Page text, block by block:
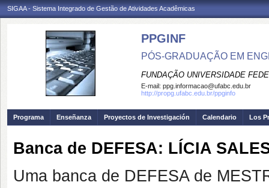
SIGAA - Sistema Integrado de Gestão de Atividades Acadêmicas
PPGINF
PÓS-GRADUAÇÃO EM
FUNDAÇÃO UNIVERSIDADE
E-mail: ppg.informacao@ufabc.edu.br
http://propg.ufabc.edu.br/ppginfo
Programa Enseñanza Proyectos de Investigación Calendario Los
Banca de DEFESA: LÍCIA
Uma banca de DEFESA de